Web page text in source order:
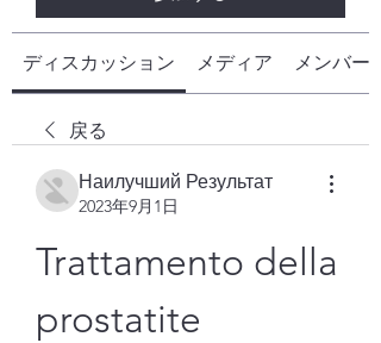
ディスカッション メディア メンバー
戻る
Наилучший Результат
2023年9月1日
Trattamento della
prostatite